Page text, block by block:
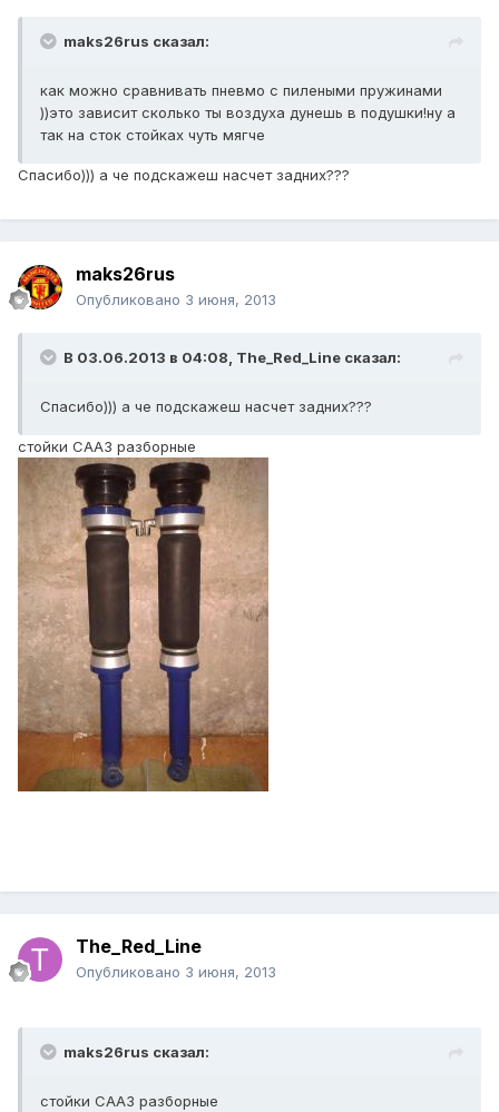
maks26rus сказал:
как можно сравнивать пневмо с пилеными пружинами
))это зависит сколько ты воздуха дунешь в подушки!ну а
так на сток стойках чуть мягче
Спасибо))) а че подскажеш насчет задних???
maks26rus
Опубликовано 3 июня, 2013
В 03.06.2013 в 04:08, The_Red_Line сказал:
Спасибо))) а че подскажеш насчет задних???
стойки СААЗ разборные
The_Red_Line
Опубликовано 3 июня, 2013
maks26rus сказал:
стойки СААЗ разборные